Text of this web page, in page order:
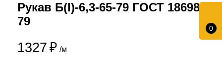
0
Рукав Б(I)-6,3-65-79 ГОСТ 18698-
79
1327 ₽ /м